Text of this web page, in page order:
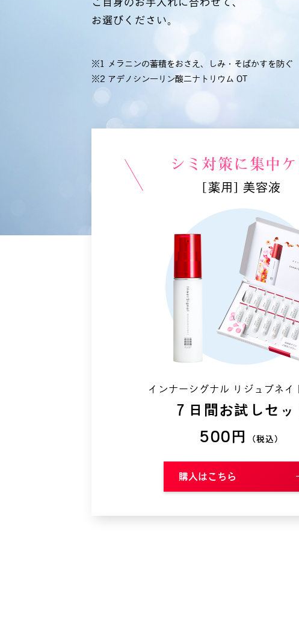
お選びください。
※1 メラニンの蓄積をおさえ、しみ・そばかすを防ぐ
※2 アデノシン一リン酸二ナトリウム OT
シミ対策に集中
[薬用] 美容液
インナーシグナル リジュブネイ
７日間お試しセッ
500円 （税込）
購入はこちら